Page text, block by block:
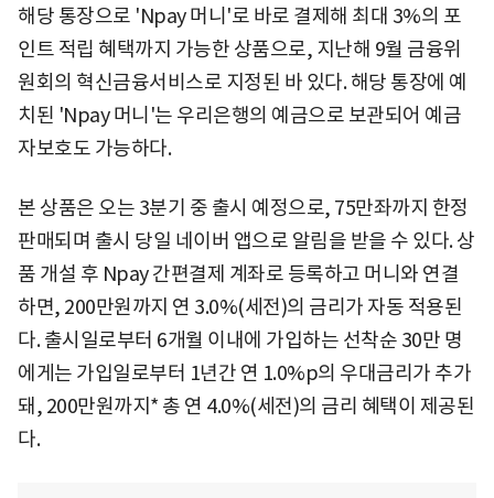
해당 통장으로 'Npay 머니'로 바로 결제해 최대 3%의 포
인트 적립 혜택까지 가능한 상품으로, 지난해 9월 금융위
원회의 혁신금융서비스로 지정된 바 있다. 해당 통장에 예
치된 'Npay 머니'는 우리은행의 예금으로 보관되어 예금
자보호도 가능하다.
본 상품은 오는 3분기 중 출시 예정으로, 75만좌까지 한정
판매되며 출시 당일 네이버 앱으로 알림을 받을 수 있다. 상
품 개설 후 Npay 간편결제 계좌로 등록하고 머니와 연결
하면, 200만원까지 연 3.0%(세전)의 금리가 자동 적용된
다. 출시일로부터 6개월 이내에 가입하는 선착순 30만 명
에게는 가입일로부터 1년간 연 1.0%p의 우대금리가 추가
돼, 200만원까지* 총 연 4.0%(세전)의 금리 혜택이 제공된
다.